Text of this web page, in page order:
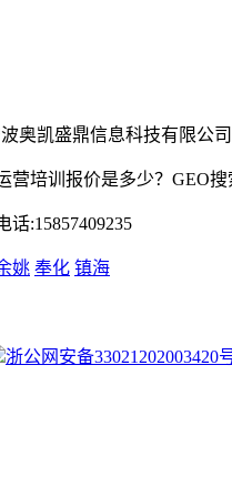
奥凯盛鼎信息科技有限公司
营培训报价是多少？GEO搜
:15857409235
姚 奉化 镇海
浙公网安备33021202003420